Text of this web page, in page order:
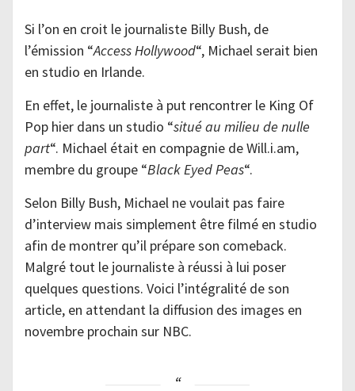
Si l’on en croit le journaliste Billy Bush, de
l’émission “Access Hollywood“, Michael serait bien
en studio en Irlande.
En effet, le journaliste à put rencontrer le King Of
Pop hier dans un studio “situé au milieu de nulle
part“. Michael était en compagnie de Will.i.am,
membre du groupe “Black Eyed Peas“.
Selon Billy Bush, Michael ne voulait pas faire
d’interview mais simplement être filmé en studio
afin de montrer qu’il prépare son comeback.
Malgré tout le journaliste à réussi à lui poser
quelques questions. Voici l’intégralité de son
article, en attendant la diffusion des images en
novembre prochain sur NBC.